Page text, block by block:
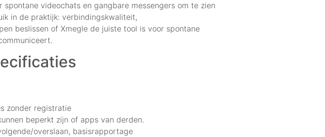
videochats en gangbare messengers om te zien
in de praktijk: verbindingskwaliteit,
beslissen of Xmegle de juiste tool is voor spontane
zonder registratie
beperkt zijn of apps van derden.
overslaan, basisrapportage